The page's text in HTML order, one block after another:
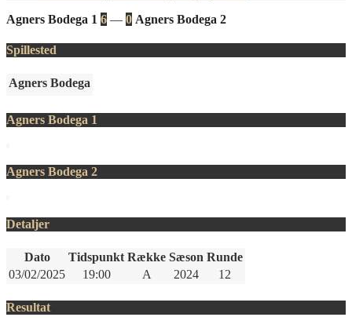
Agners Bodega 1 6 — 0 Agners Bodega 2
Spillested
Agners Bodega
Agners Bodega 1
Agners Bodega 2
Detaljer
Dato Tidspunkt Række Sæson Runde
03/02/2025
19:00 A 2024 12
Resultat